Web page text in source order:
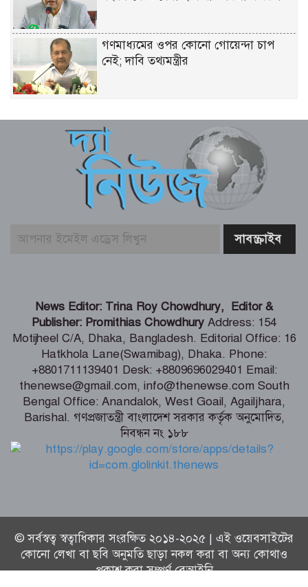
গণমাধ্যমের ওপর কোনো গোয়েন্দা চাপ
নেই; দাবি তথ্যমন্ত্রীর
পাঠালেন আসিফ মাহমুদ
আলোচিত কনটেন্ট ক্রিয়েটর রিপন মিয়া
গ্রেফতার
বিনামূল্যে চ্যাটজিপিটি ব্যবহারকারীদের জন্য
গণমাধ্যমের ওপর নিয়ন্ত্রণ নয়, প্রয়োজন
নিয়মতান্ত্রিক কাঠামো: তথ্য ও সম্প্রচারমন্ত্রী
টেকসই গণতন্ত্র প্রতিষ্ঠায় স্বাধীন ও শক্তিশালী
গণমাধ্যমের বিকল্প নেই -মির্জা ফখরুল
জুলাই তথ্যচিত্র থেকে আবু সাঈদের ছবি-
ভিডিও যে কারণে বাদ দেওয়া হয়েছিল
News Editor: Trina Roy Chowdhury, Editor &
Publisher: Promithias Chowdhury Address: 154
Motijheel C/A, Dhaka, Bangladesh. Editorial Office: 16
Hatkhola Lane(Swamibag), Dhaka. Phone:
+8801711139401 Desk: +8809696029401 Email:
thenewse@gmail.com, info@thenewse.com South
Bengal Office: Anandalok, West Goail, Agailjhara,
Barishal. গণপ্রজাতন্ত্রী বাংলাদেশ সরকার কর্তৃক অনুমোদিত,
নিবন্ধন নং ১৮৮
© সর্বস্বত্ব স্বত্বাধিকার সংরক্ষিত ২০১৪-২০২৫ | এই ওয়েবসাইটের
কোনো লেখা বা ছবি অনুমতি ছাড়া নকল করা বা অন্য কোথাও
প্রকাশ করা সম্পূর্ণ বেআইনি